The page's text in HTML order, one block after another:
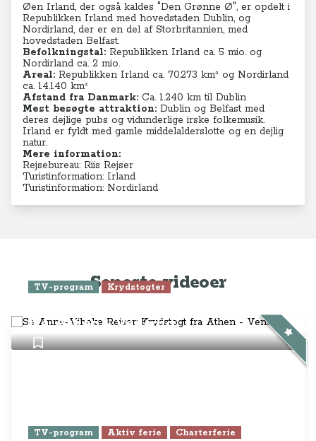
Øen Irland, der også kaldes "Den Grønne Ø", er opdelt i
Republikken Irland med hovedstaden Dublin, og
Nordirland, der er en del af Storbritannien, med
hovedstaden Belfast.
Befolkningstal: Republikken Irland ca. 5 mio. og
Nordirland ca. 2 mio.
Areal: Republikken Irland ca. 70.273 km² og Nordirland
ca. 14.140 km²
Afstand fra Danmark: Ca. 1.240 km til Dublin
Mest besøgte attraktion: Dublin og Belfast med
deres dejlige pubs og vidunderlige irske folkemusik.
Irland er fyldt med gamle middelalderslotte og en dejlig
natur.
Mere information:
Rejsebureau: Riis Rejser
Turistinformation: Irland
Turistinformation: Nordirland
Seneste videoer
TV-program Krydstogter
fra Athen - Venedig
TV-program Aktiv ferie Charterferie